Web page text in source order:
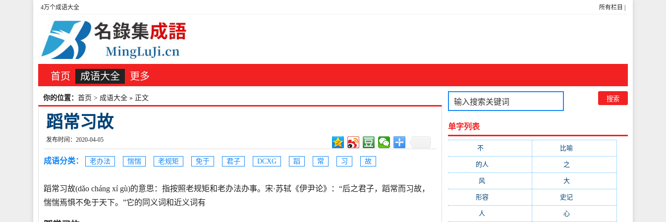
所有栏目
4万个成语大全
首页 成语大全 更多
你的位置： 首页 > 成语大全 » 正文
蹈常习故
发布时间：2020-04-05
成语分类： 老办法 惴惴 老规矩 免于 君子 DCXG 蹈 常 习 故
蹈常习故(dǎo cháng xí gù)的意思：指按照老规矩和老办法办事。宋·苏轼《伊尹论》：“后之君子，蹈常而习故，
惴惴焉惧不免于天下。”它的同义词和近义词有
单字列表
不(1048) 比喻
的人 之
风 大(292)
形容(281) 史记
人 心(200)